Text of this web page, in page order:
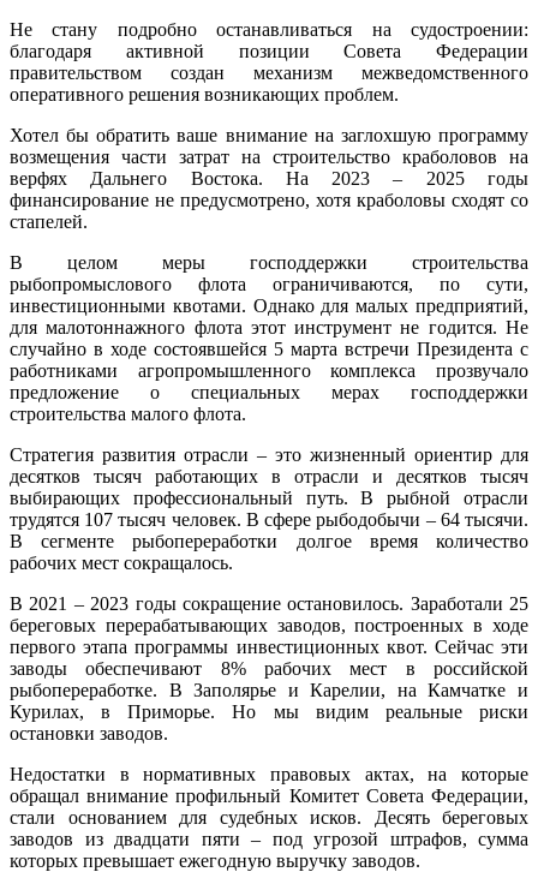
Не стану подробно останавливаться на судостроении:
благодаря активной позиции Совета Федерации
правительством создан механизм межведомственного
оперативного решения возникающих проблем.
Хотел бы обратить ваше внимание на заглохшую программу
возмещения части затрат на строительство краболовов на
верфях Дальнего Востока. На 2023 – 2025 годы
финансирование не предусмотрено, хотя краболовы сходят со
стапелей.
В целом меры господдержки строительства
рыбопромыслового флота ограничиваются, по сути,
инвестиционными квотами. Однако для малых предприятий,
для малотоннажного флота этот инструмент не годится. Не
случайно в ходе состоявшейся 5 марта встречи Президента с
работниками агропромышленного комплекса прозвучало
предложение о специальных мерах господдержки
строительства малого флота.
Стратегия развития отрасли – это жизненный ориентир для
десятков тысяч работающих в отрасли и десятков тысяч
выбирающих профессиональный путь. В рыбной отрасли
трудятся 107 тысяч человек. В сфере рыбодобычи – 64 тысячи.
В сегменте рыбопереработки долгое время количество
рабочих мест сокращалось.
В 2021 – 2023 годы сокращение остановилось. Заработали 25
береговых перерабатывающих заводов, построенных в ходе
первого этапа программы инвестиционных квот. Сейчас эти
заводы обеспечивают 8% рабочих мест в российской
рыбопереработке. В Заполярье и Карелии, на Камчатке и
Курилах, в Приморье. Но мы видим реальные риски
остановки заводов.
Недостатки в нормативных правовых актах, на которые
обращал внимание профильный Комитет Совета Федерации,
стали основанием для судебных исков. Десять береговых
заводов из двадцати пяти – под угрозой штрафов, сумма
которых превышает ежегодную выручку заводов.